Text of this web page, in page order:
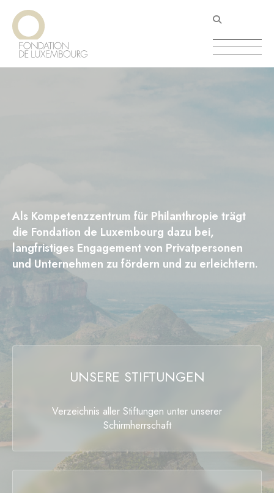
Direkt
zum
Inhalt
Als Kompetenzzentrum für Philanthropie trägt
die Fondation de Luxembourg dazu bei,
langfristiges Engagement von Privatpersonen
und Unternehmen zu fördern und zu erleichtern.
UNSERE STIFTUNGEN
Verzeichnis aller Stiftungen unter unserer
Schirmherrschaft
Cookie-Einstellungen